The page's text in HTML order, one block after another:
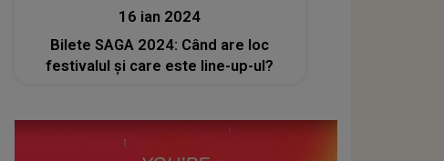
16 ian 2024
Bilete SAGA 2024: Când are loc
festivalul și care este line-up-ul?